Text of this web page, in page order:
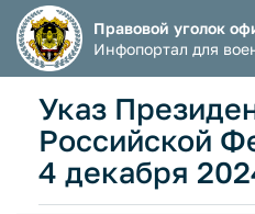
Правовой уголок
Инфопортал для
Указ
Российской
4 декабря